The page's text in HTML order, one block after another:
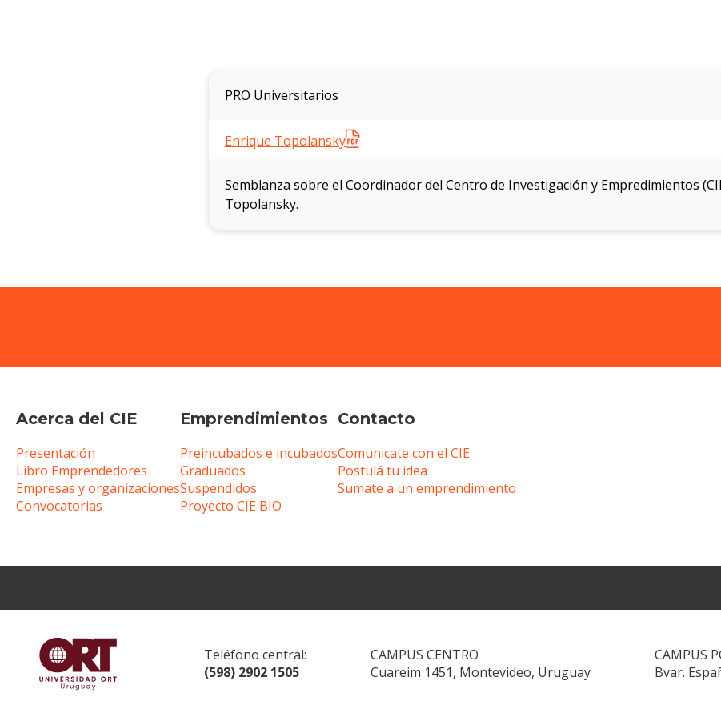
PRO Universitarios
Enrique Topolansky
Semblanza sobre el Coordinador del Centro de Investigación y Empredimientos
Topolansky.
Acerca del CIE
Presentación
Libro Emprendedores
Empresas y organizaciones
Convocatorias
Emprendimientos
Preincubados e incubados
Graduados
Suspendidos
Proyecto CIE BIO
Contacto
Comunicate con el CIE
Postulá tu idea
Sumate a un emprendimiento
Teléfono central:
(598) 2902 1505
CAMPUS CENTRO
Cuareim 1451, Montevideo, Uruguay
CAMPUS
Bvar.